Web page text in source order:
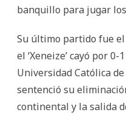
banquillo para jugar
Su último partido fue el
el ‘Xeneize’ cayó por
Universidad Católica
sentenció su
continental y la salida